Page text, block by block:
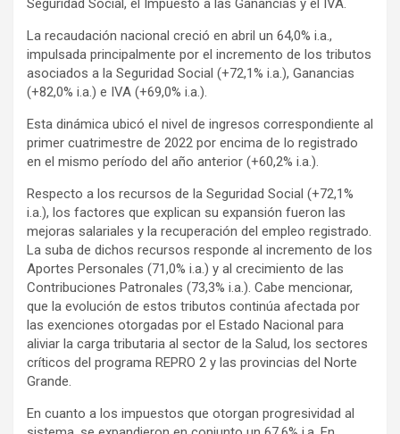
Seguridad Social, el Impuesto a las Ganancias y el IVA.
La recaudación nacional creció en abril un 64,0% i.a.,
impulsada principalmente por el incremento de los tributos
asociados a la Seguridad Social (+72,1% i.a.), Ganancias
(+82,0% i.a.) e IVA (+69,0% i.a.).
Esta dinámica ubicó el nivel de ingresos correspondiente al
primer cuatrimestre de 2022 por encima de lo registrado
en el mismo período del año anterior (+60,2% i.a.).
Respecto a los recursos de la Seguridad Social (+72,1%
i.a.), los factores que explican su expansión fueron las
mejoras salariales y la recuperación del empleo registrado.
La suba de dichos recursos responde al incremento de los
Aportes Personales (71,0% i.a.) y al crecimiento de las
Contribuciones Patronales (73,3% i.a.). Cabe mencionar,
que la evolución de estos tributos continúa afectada por
las exenciones otorgadas por el Estado Nacional para
aliviar la carga tributaria al sector de la Salud, los sectores
críticos del programa REPRO 2 y las provincias del Norte
Grande.
En cuanto a los impuestos que otorgan progresividad al